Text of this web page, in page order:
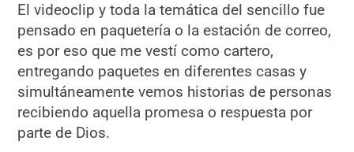
El videoclip y toda la temática del sencillo fue
pensado en paquetería o la estación de correo,
es por eso que me vestí como cartero,
entregando paquetes en diferentes casas y
simultáneamente vemos historias de personas
recibiendo aquella promesa o respuesta por
parte de Dios.